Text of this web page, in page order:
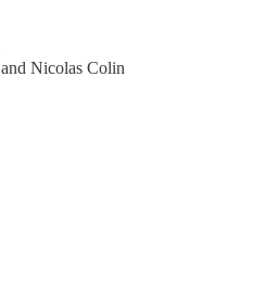
and Nicolas Colin